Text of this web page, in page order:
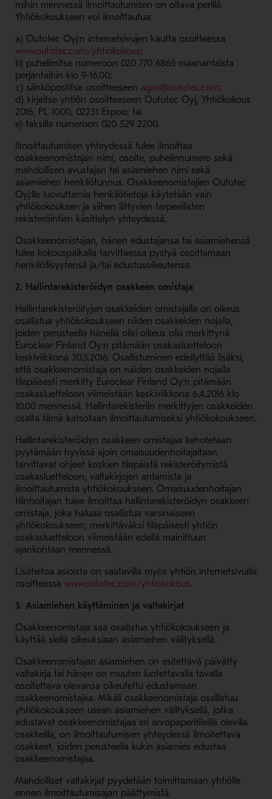
mihin mennessä ilmoittautumisen on oltava perillä.
Yhtiökokoukseen voi ilmoittautua:
a) Outotec Oyj:n internetsivujen kautta osoitteessa
www.outotec.com/yhtiokokous- Avaa uudessa ikkunassa
;
b) puhelimitse numeroon 020 770 6865 maanantaista
perjantaihin klo 9-16.00;
c) sähköpostitse osoitteeseen agm@outotec.com- Avaa
;
d) kirjeitse yhtiön osoitteeseen Outotec Oyj, Yhtiökokous
2016, PL 1000, 02231 Espoo; tai
e) faksilla numeroon 020 529 2200.
Ilmoittautumisen yhteydessä tulee ilmoittaa
osakkeenomistajan nimi, osoite, puhelinnumero sekä
mahdollisen avustajan tai asiamiehen nimi sekä
asiamiehen henkilötunnus. Osakkeenomistajien Outotec
Oyj:lle luovuttamia henkilötietoja käytetään vain
yhtiökokouksen ja siihen liittyvien tarpeellisten
rekisteröintien käsittelyn yhteydessä.
Osakkeenomistajan, hänen edustajansa tai asiamiehensä
tulee kokouspaikalla tarvittaessa pystyä osoittamaan
henkilöllisyytensä ja/tai edustusoikeutensa.
2. Hallintarekisteröidyn osakkeen omistaja
Hallintarekisteröityjen osakkeiden omistajalla on oikeus
osallistua yhtiökokoukseen niiden osakkeiden nojalla,
joiden perusteella hänellä olisi oikeus olla merkittynä
Euroclear Finland Oy:n pitämään osakasluetteloon
keskiviikkona 30.3.2016. Osallistuminen edellyttää lisäksi,
että osakkeenomistaja on näiden osakkeiden nojalla
tilapäisesti merkitty Euroclear Finland Oy:n pitämään
osakasluetteloon viimeistään keskiviikkona 6.4.2016 klo
10.00 mennessä. Hallintarekisteriin merkittyjen osakkeiden
osalta tämä katsotaan ilmoittautumiseksi yhtiökokoukseen.
Hallintarekisteröidyn osakkeen omistajaa kehotetaan
pyytämään hyvissä ajoin omaisuudenhoitajaltaan
tarvittavat ohjeet koskien tilapäistä rekisteröitymistä
osakasluetteloon, valtakirjojen antamista ja
ilmoittautumista yhtiökokoukseen. Omaisuudenhoitajan
tilinhoitajan tulee ilmoittaa hallintarekisteröidyn osakkeen
omistaja, joka haluaa osallistua varsinaiseen
yhtiökokoukseen, merkittäväksi tilapäisesti yhtiön
osakasluetteloon viimeistään edellä mainittuun
ajankohtaan mennessä.
Lisätietoa asioista on saatavilla myös yhtiön internetsivuilla
osoitteessa www.outotec.com/yhtiokokous- Avaa uudessa
.
3. Asiamiehen käyttäminen ja valtakirjat
Osakkeenomistaja saa osallistua yhtiökokoukseen ja
käyttää siellä oikeuksiaan asiamiehen välityksellä.
Osakkeenomistajan asiamiehen on esitettävä päivätty
valtakirja tai hänen on muuten luotettavalla tavalla
osoitettava olevansa oikeutettu edustamaan
osakkeenomistajaa. Mikäli osakkeenomistaja osallistuu
yhtiökokoukseen usean asiamiehen välityksellä, jotka
edustavat osakkeenomistajaa eri arvopaperitileillä olevilla
osakkeilla, on ilmoittautumisen yhteydessä ilmoitettava
osakkeet, joiden perusteella kukin asiamies edustaa
osakkeenomistajaa.
Mahdolliset valtakirjat pyydetään toimittamaan yhtiölle
ennen ilmoittautumisajan päättymistä.